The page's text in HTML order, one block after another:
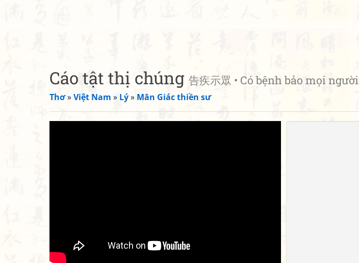
Cáo tật thị chúng 告疾示眾 • Có bệnh bảo mọi người
Thơ»Việt Nam » Lý» Mãn Giác thiền sư